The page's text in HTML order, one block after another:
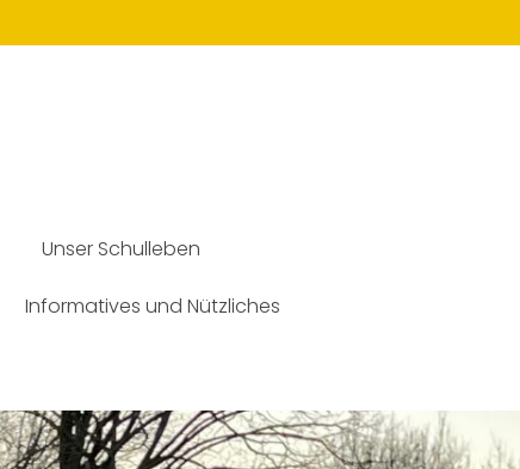
Unser Schulleben
Informatives und Nützliches